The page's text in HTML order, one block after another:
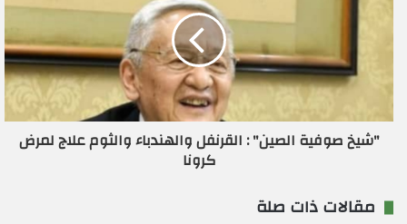
"شيخ صوفية الصين" : القرنفل والهندباء والثوم علاج لمرض
كرونا
مقالات ذات صلة